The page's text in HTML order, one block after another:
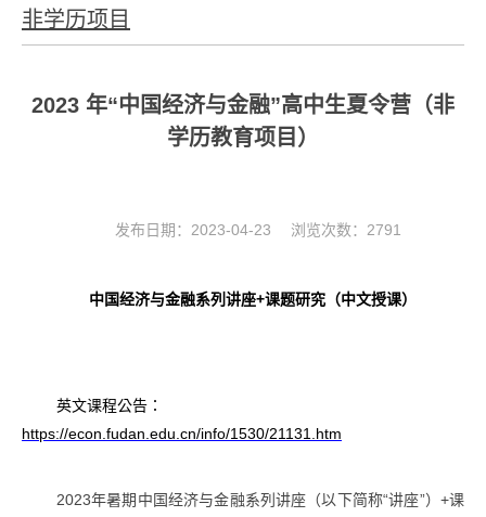
非学历项目
2023 年“中国经济与金融”高中生夏令营（非
学历教育项目）
发布日期：2023-04-23 浏览次数： 2791
中国经济与金融系列讲座+课题研究（中文授课）
英文课程公告：
https://econ.fudan.edu.cn/info/1530/21131.htm
2023年暑期中国经济与金融系列讲座（以下简称“讲座”） +课